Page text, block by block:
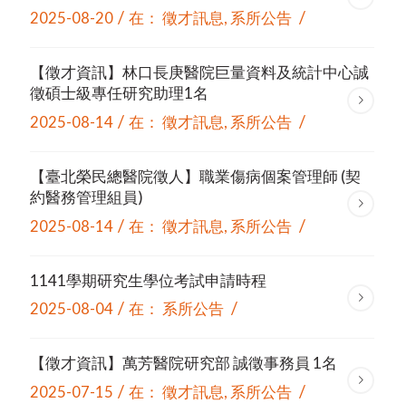
2025-08-20 / 在： 徵才訊息, 系所公告 /
【徵才資訊】林口長庚醫院巨量資料及統計中心誠
徵碩士級專任研究助理1名
2025-08-14 / 在： 徵才訊息, 系所公告 /
【臺北榮民總醫院徵人】職業傷病個案管理師 (契
約醫務管理組員)
2025-08-14 / 在： 徵才訊息, 系所公告 /
1141學期研究生學位考試申請時程
2025-08-04 / 在： 系所公告 /
【徵才資訊】萬芳醫院研究部 誠徵事務員 1名
2025-07-15 / 在： 徵才訊息, 系所公告 /